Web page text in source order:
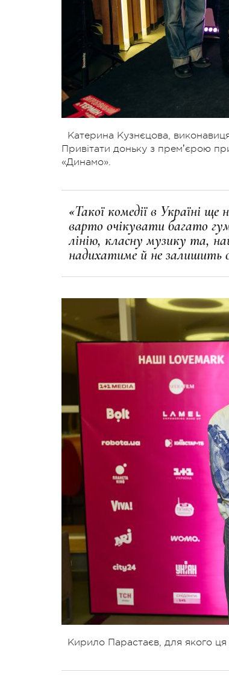
Катерина Кузнєцова,
Привітати доньку з премʼєрою
«Динамо».
«Такої комедії в Україні
варто очікувати багато
лінію, класну музику та,
надихатиме й не залишить
Кирило Парастаєв, для якого